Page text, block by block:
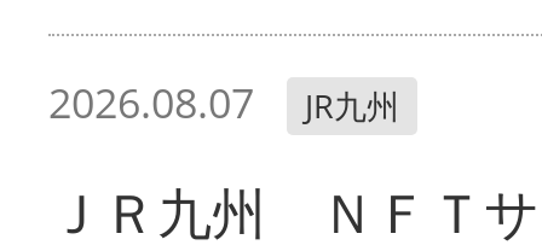
2026.08.07 JR九州
ＪＲ九州 ＮＦＴ